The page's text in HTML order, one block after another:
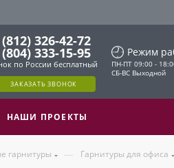
326-42-72
333-15-95
по России бесплатный
ЗАКАЗАТЬ ЗВОНОК
Режим
ПН-ПТ 09:00 -
СБ-ВС Выходной
НАШИ ПРОЕКТЫ
гарнитуры — Гарнитуры для офиса